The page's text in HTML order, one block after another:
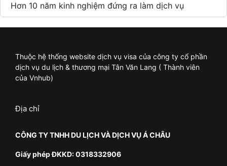
Hơn 10 năm kinh nghiệm đứng ra làm dịch vụ
Thuộc hệ thống website dịch vụ visa của công ty cổ phần
dịch vụ du lịch & thương mại Tân Văn Lang ( Thành viên
của Vnhub)
Địa chỉ
CÔNG TY TNHH DU LỊCH VÀ DỊCH VỤ Á CHÂU
Giấy phép ĐKKD: 0318332906